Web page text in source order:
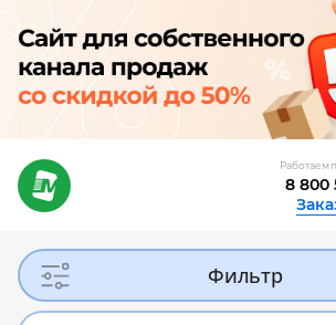
Работаем
8 800
Фильтр